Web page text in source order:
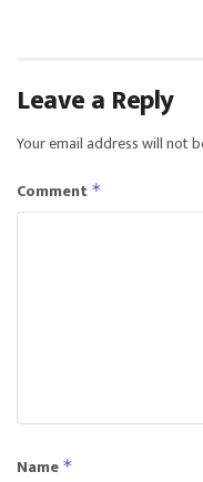
Leave a Reply
Your email address will not
Comment *
Name *